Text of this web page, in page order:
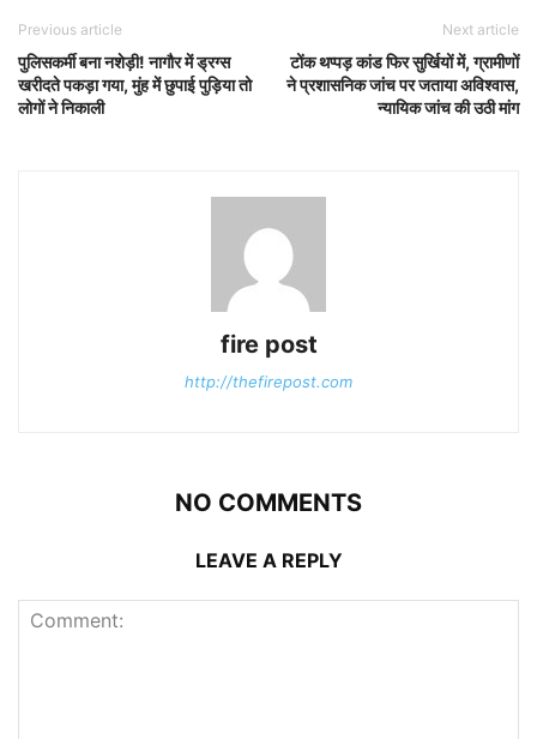
Previous article
पुलिसकर्मी बना नशेड़ी! नागौर में ड्रग्स
खरीदते पकड़ा गया, मुंह में छुपाई पुड़िया तो
लोगों ने निकाली
Next article
टोंक थप्पड़ कांड फिर सुर्खियों में, ग्रामीणों
ने प्रशासनिक जांच पर जताया अविश्वास,
न्यायिक जांच की उठी मांग
fire post
http://thefirepost.com
NO COMMENTS
LEAVE A REPLY